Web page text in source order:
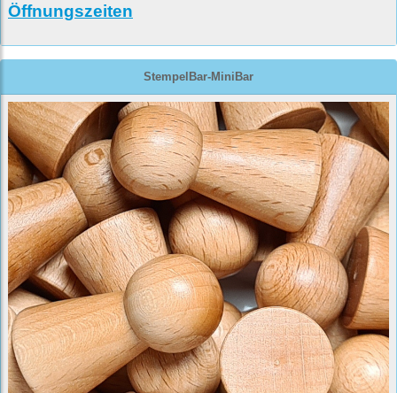
Öffnungszeiten
StempelBar-MiniBar